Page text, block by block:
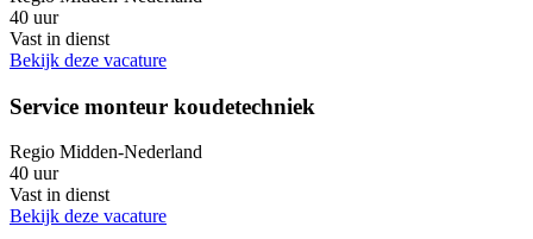
40 uur
Vast in dienst
Bekijk deze vacature
Service monteur koudetechniek
Regio Midden-Nederland
40 uur
Vast in dienst
Bekijk deze vacature